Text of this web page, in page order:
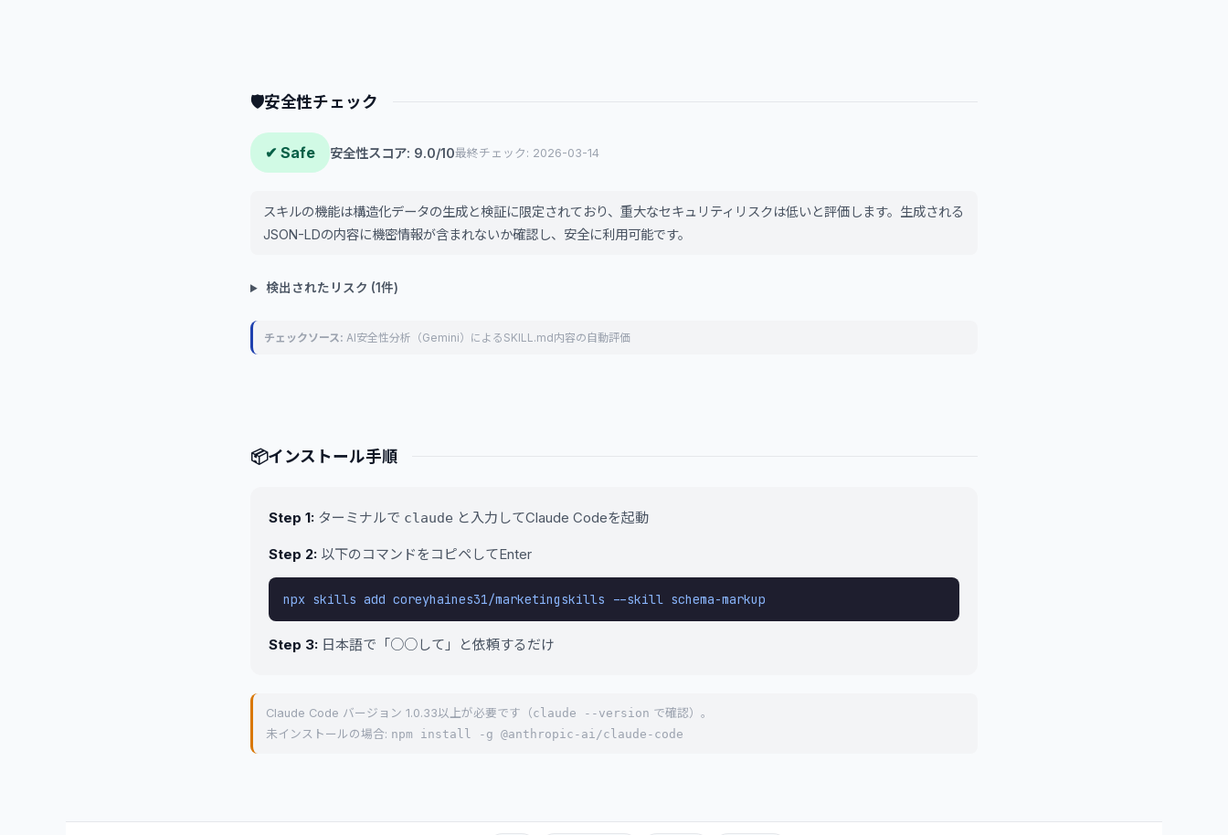
🛡安全性チェック
✔ Safe 安全性スコア: 9.0/10最終チェック: 2026-03-14
スキルの機能は構造化データの生成と検証に限定されており、重大なセキュリティリスクは低いと評価します。生成される
JSON-LDの内容に機密情報が含まれないか確認し、安全に利用可能です。
検出されたリスク (1件)
チェックソース: AI安全性分析（Gemini）によるSKILL.md内容の自動評価
📦インストール手順
Step 1: ターミナルで claude と入力してClaude Codeを起動
Step 2: 以下のコマンドをコピペしてEnter
npx skills add coreyhaines31/marketingskills --skill schema-markup
Step 3: 日本語で「○○して」と依頼するだけ
Claude Code バージョン 1.0.33以上が必要です（claude --version で確認）。
未インストールの場合: npm install -g @anthropic-ai/claude-code